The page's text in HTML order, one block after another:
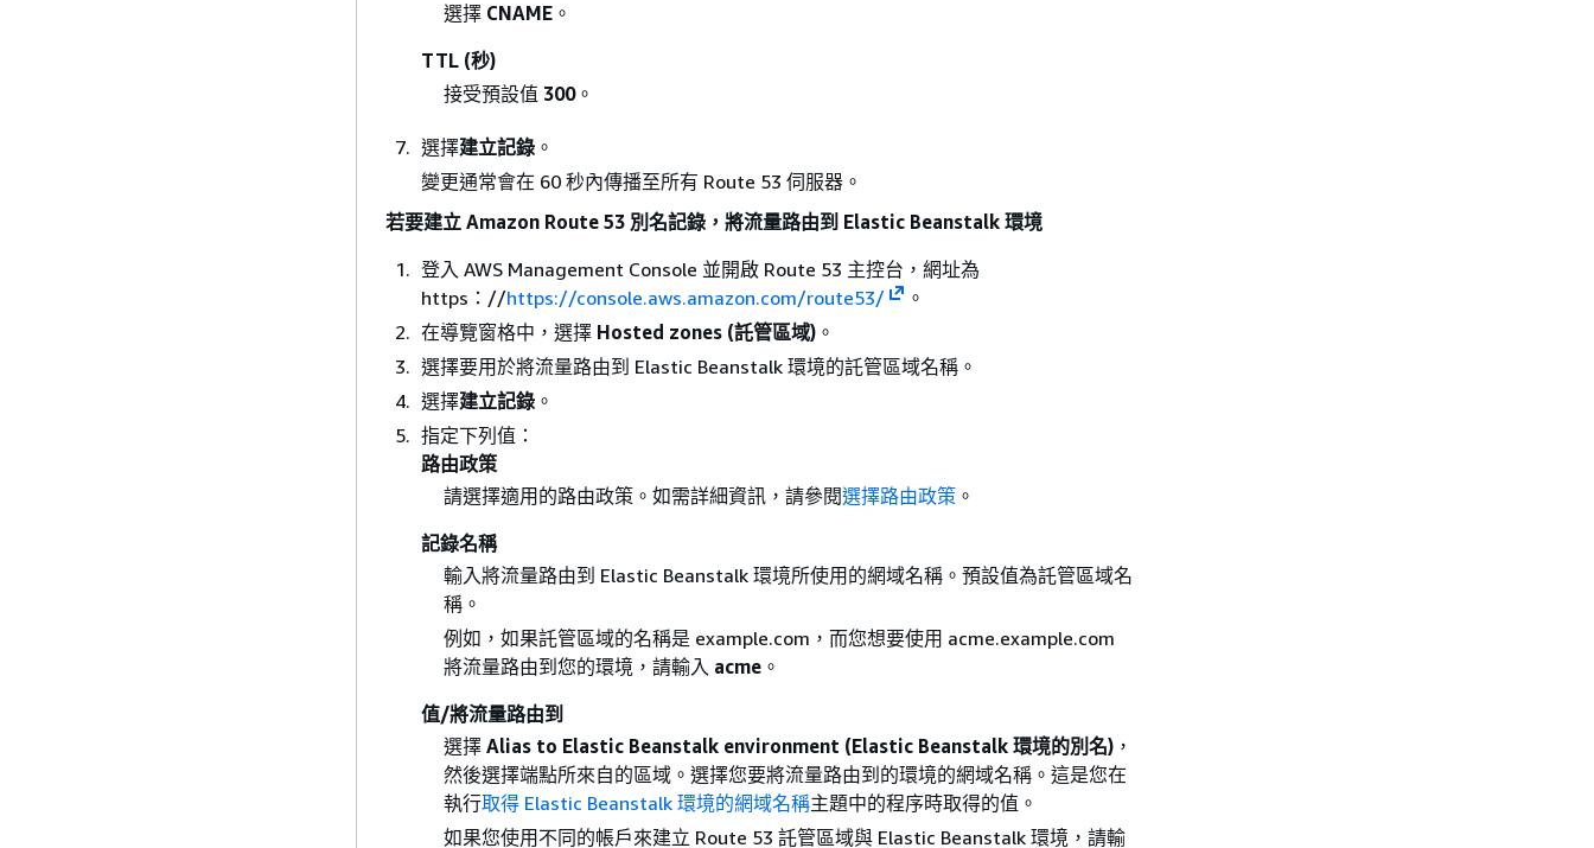
選擇 CNAME。
TTL (秒)
接受預設值 300。
選擇建立記錄 。
變更通常會在 60 秒內傳播至所有 Route 53 伺服器。
若要建立 Amazon Route 53 別名記錄，將流量路由到 Elastic Beanstalk 環境
登入 AWS Management Console 並開啟 Route 53 主控台，網址為
https：//https://console.aws.amazon.com/route53/
。
在導覽窗格中，選擇 Hosted zones (託管區域) 。
選擇要用於將流量路由到 Elastic Beanstalk 環境的託管區域名稱。
選擇建立記錄 。
指定下列值：
路由政策
請選擇適用的路由政策。如需詳細資訊，請參閱選擇路由政策。
記錄名稱
輸入將流量路由到 Elastic Beanstalk 環境所使用的網域名稱。預設值為託管區域名
稱。
例如，如果託管區域的名稱是 example.com，而您想要使用 acme.example.com
將流量路由到您的環境，請輸入 acme。
值/將流量路由到
選擇 Alias to Elastic Beanstalk environment (Elastic Beanstalk 環境的別名)，
然後選擇端點所來自的區域。選擇您要將流量路由到的環境的網域名稱。這是您在
執行取得 Elastic Beanstalk 環境的網域名稱主題中的程序時取得的值。
如果您使用不同的帳戶來建立 Route 53 託管區域與 Elastic Beanstalk 環境，請輸